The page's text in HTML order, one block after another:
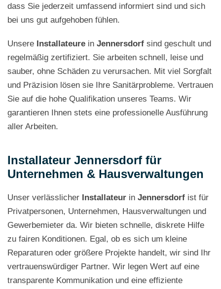
dass Sie jederzeit umfassend informiert sind und sich
bei uns gut aufgehoben fühlen.
Unsere Installateure in Jennersdorf sind geschult und
regelmäßig zertifiziert. Sie arbeiten schnell, leise und
sauber, ohne Schäden zu verursachen. Mit viel Sorgfalt
und Präzision lösen sie Ihre Sanitärprobleme. Vertrauen
Sie auf die hohe Qualifikation unseres Teams. Wir
garantieren Ihnen stets eine professionelle Ausführung
aller Arbeiten.
Installateur Jennersdorf für
Unternehmen & Hausverwaltungen
Unser verlässlicher Installateur in Jennersdorf ist für
Privatpersonen, Unternehmen, Hausverwaltungen und
Gewerbemieter da. Wir bieten schnelle, diskrete Hilfe
zu fairen Konditionen. Egal, ob es sich um kleine
Reparaturen oder größere Projekte handelt, wir sind Ihr
vertrauenswürdiger Partner. Wir legen Wert auf eine
transparente Kommunikation und eine effiziente